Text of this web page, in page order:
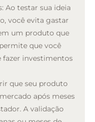
Ao testar sua ideia
você evita gastar
um produto que
que você
fazer investimentos
que seu produto
após meses
A validação